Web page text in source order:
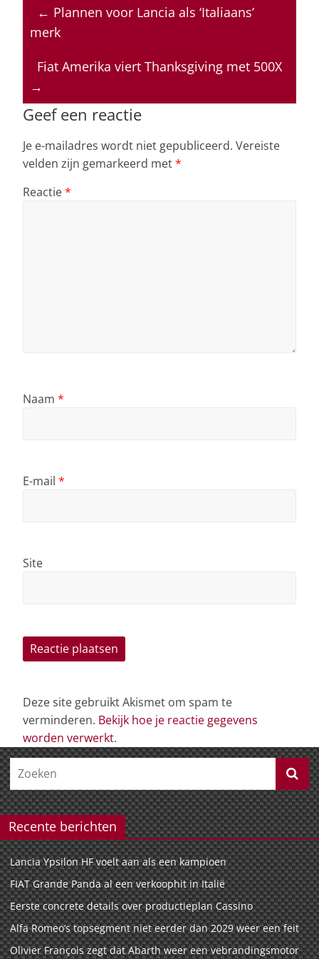
s
p
p
e
o
o
k
e
n
a
s
l
← Plannen voor Lancia als ‘Italiaans’
merk
Fiat Amerika viert Thanksgiving met 500X
→
Geef een reactie
Je e-mailadres wordt niet gepubliceerd. Vereiste
velden zijn gemarkeerd met*
Reactie*
Naam *
E-mail *
Site
Deze site gebruikt Akismet om spam te
verminderen. Bekijk hoe je reactie gegevens
worden verwerkt.
Recente berichten
Lancia Ypsilon HF voelt aan als een kampioen
FIAT Grande Panda al een verkoophit in Italië
Eerste concrete details over productieplan Cassino
Alfa Romeo’s topsegment niet eerder dan 2029 weer een feit
Olivier François zegt dat Abarth weer een vebrandingsmotor